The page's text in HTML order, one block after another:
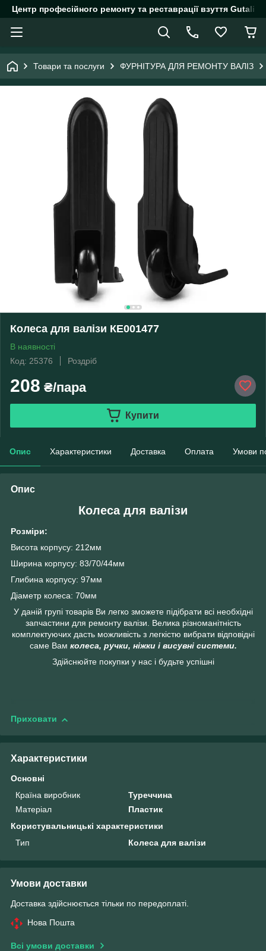
Центр професійного ремонту та реставрації взуття
Товари та послуги ФУРНІТУРА ДЛЯ РЕМОНТУ ВАЛІЗ
Колеса для валізи КЕ001477
В наявності
Код: 25376
Роздріб
208 ₴/пара
Купити
Опис Характеристики Доставка Оплата Умови
Опис
Колеса для валізи
Розміри:
Висота корпусу: 212мм
Ширина корпусу: 83/70/44мм
Глибина корпусу: 97мм
Діаметр колеса: 70мм
У даній групі товарів Ви легко зможете підібрати всі необхідні
запчастини для ремонту валізи. Велика різноманітність
комплектуючих дасть можливість з легкістю вибрати відповідні
саме Вам колеса, ручки, ніжки і висувні системи.
Здійснюйте покупки у нас і будьте успішні
Приховати
Характеристики
Основні
Країна виробник
Туреччина
Матеріал
Пластик
Користувальницькі характеристики
Тип
Колеса для валізи
Умови доставки
Доставка здійснюється тільки по передоплаті.
Нова Пошта
Всі умови доставки